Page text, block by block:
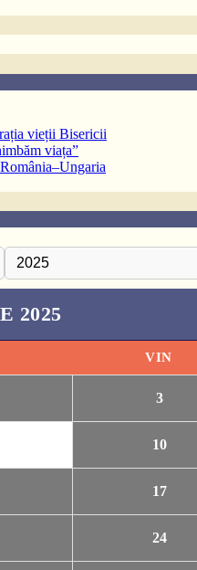
vieții Bisericii
viața”
2025
VIN
3
10
17
24